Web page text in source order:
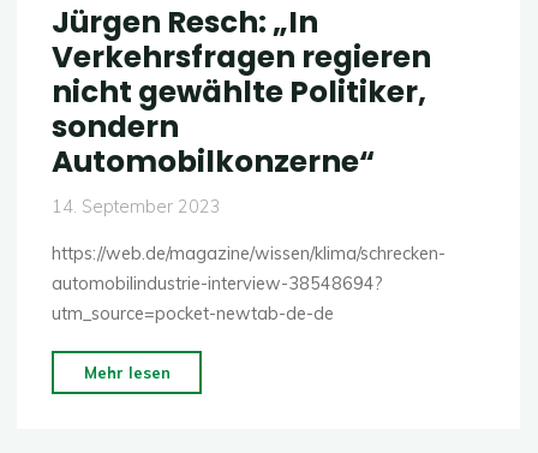
neun
Belastungsgrenzen
der
überschritten"
Jürgen Resch: „In
Verkehrsfragen regieren
nicht gewählte Politiker,
sondern
Automobilkonzerne“
14. September 2023
https://web.de/magazine/wissen/klima/schrecken-
automobilindustrie-interview-38548694?
utm_source=pocket-newtab-de-de
Mehr lesen
Resch: